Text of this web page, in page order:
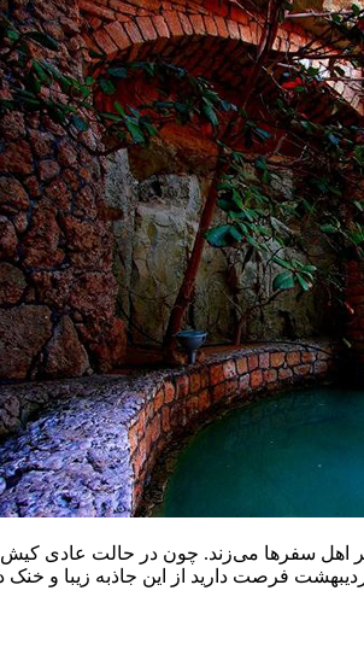
سفرها می‌زند. چون در حالت عادی
فرصت دارید از این جاذبه زیبا و خنک